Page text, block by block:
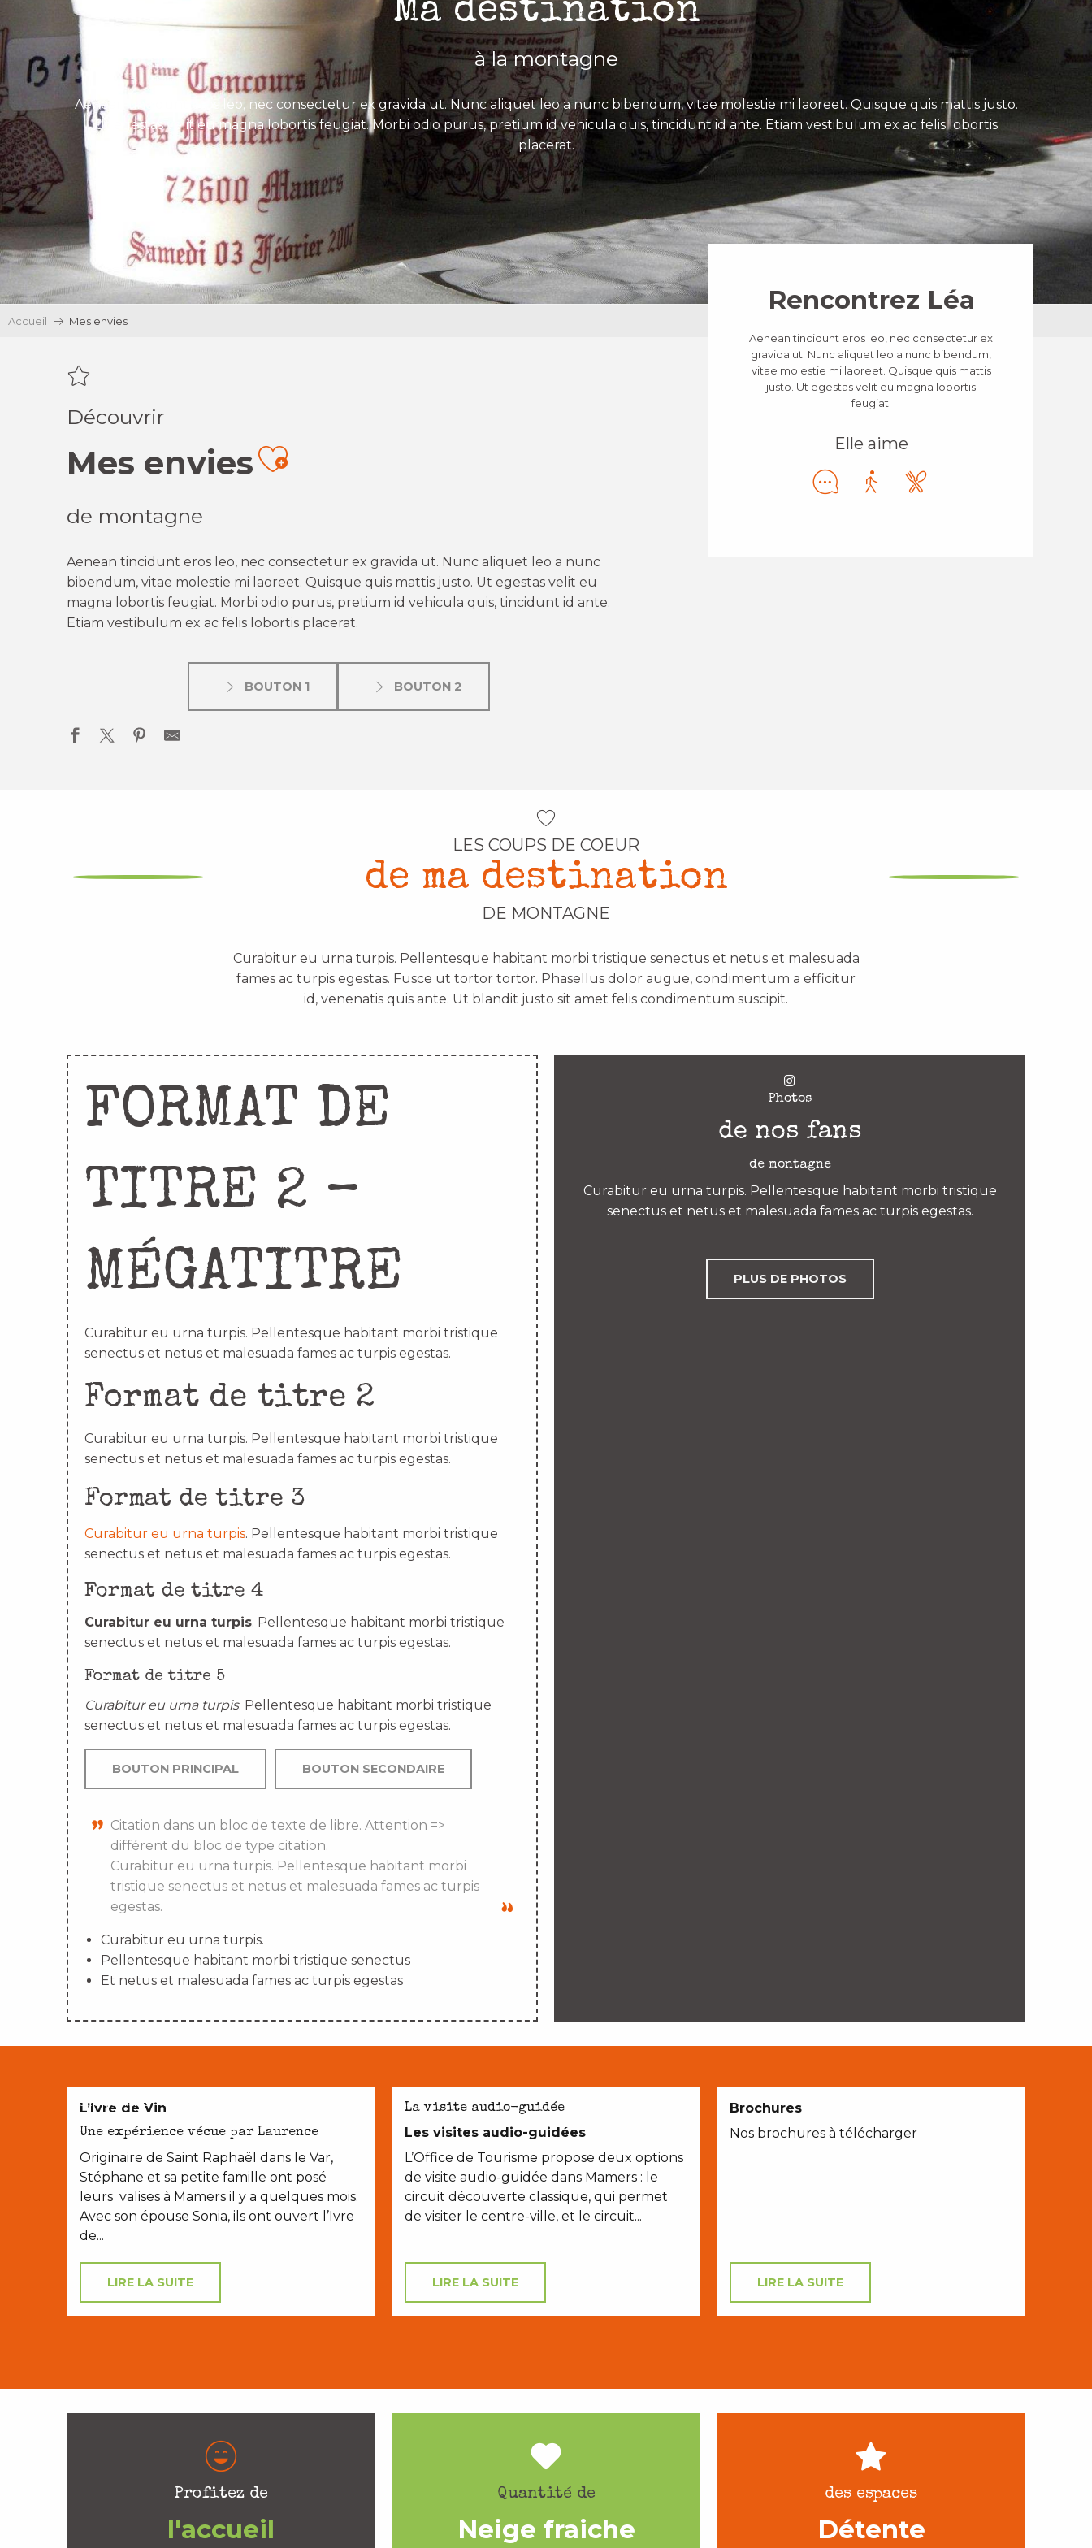
Ma destination
à la montagne
Aenean tincidunt eros leo, nec consectetur ex gravida ut. Nunc aliquet leo a nunc bibendum, vitae molestie mi laoreet. Quisque quis mattis justo.
Ut egestas velit eu magna lobortis feugiat. Morbi odio purus, pretium id vehicula quis, tincidunt id ante. Etiam vestibulum ex ac felis lobortis
placerat.
Accueil Mes envies
Découvrir
Mes enviesAjouter aux favoris
de montagne
Aenean tincidunt eros leo, nec consectetur ex gravida ut. Nunc aliquet leo a nunc
bibendum, vitae molestie mi laoreet. Quisque quis mattis justo. Ut egestas velit eu
magna lobortis feugiat. Morbi odio purus, pretium id vehicula quis, tincidunt id ante.
Etiam vestibulum ex ac felis lobortis placerat.
BOUTON 1 BOUTON 2
Rencontrez Léa
Aenean tincidunt eros leo, nec consectetur ex
gravida ut. Nunc aliquet leo a nunc bibendum,
vitae molestie mi laoreet. Quisque quis mattis
justo. Ut egestas velit eu magna lobortis
feugiat.
Elle aime
LES COUPS DE COEUR
de ma destination
DE MONTAGNE
Curabitur eu urna turpis. Pellentesque habitant morbi tristique senectus et netus et malesuada
fames ac turpis egestas. Fusce ut tortor tortor. Phasellus dolor augue, condimentum a efficitur
id, venenatis quis ante. Ut blandit justo sit amet felis condimentum suscipit.
FORMAT DE
TITRE 2 –
MÉGATITRE
Curabitur eu urna turpis. Pellentesque habitant morbi tristique
senectus et netus et malesuada fames ac turpis egestas.
Format de titre 2
Curabitur eu urna turpis. Pellentesque habitant morbi tristique
senectus et netus et malesuada fames ac turpis egestas.
Format de titre 3
Curabitur eu urna turpis. Pellentesque habitant morbi tristique
senectus et netus et malesuada fames ac turpis egestas.
Format de titre 4
Curabitur eu urna turpis. Pellentesque habitant morbi tristique
senectus et netus et malesuada fames ac turpis egestas.
Format de titre 5
Curabitur eu urna turpis. Pellentesque habitant morbi tristique
senectus et netus et malesuada fames ac turpis egestas.
BOUTON PRINCIPAL BOUTON SECONDAIRE
Citation dans un bloc de texte de libre. Attention =>
différent du bloc de type citation.
Curabitur eu urna turpis. Pellentesque habitant morbi
tristique senectus et netus et malesuada fames ac turpis
egestas.
Curabitur eu urna turpis.
Pellentesque habitant morbi tristique senectus
Et netus et malesuada fames ac turpis egestas
Photos
de nos fans
de montagne
Curabitur eu urna turpis. Pellentesque habitant morbi tristique
senectus et netus et malesuada fames ac turpis egestas.
PLUS DE PHOTOS
CROQUER NOTRE TERROIR
L’Ivre de Vin
Une expérience vécue par Laurence
Originaire de Saint Raphaël dans le Var,
Stéphane et sa petite famille ont posé
leurs valises à Mamers il y a quelques mois.
Avec son épouse Sonia, ils ont ouvert l’Ivre
de...
LIRE LA SUITE
La visite audio-guidée
Les visites audio-guidées
L’Office de Tourisme propose deux options
de visite audio-guidée dans Mamers : le
circuit découverte classique, qui permet
de visiter le centre-ville, et le circuit...
LIRE LA SUITE
Brochures
Nos brochures à télécharger
LIRE LA SUITE
Profitez de
l'accueil
Quantité de
Neige fraiche
des espaces
Détente